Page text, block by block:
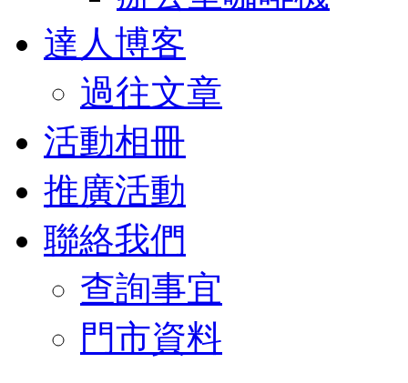
達人博客
過往文章
活動相冊
推廣活動
聯絡我們
查詢事宜
門市資料